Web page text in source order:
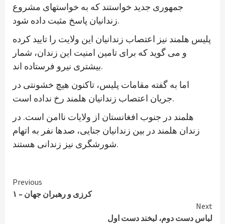
جمهوری جدید خواستند که به خواستهای مشروع
زندانیان پاسخ مثبت داده شود.
پلیس هلمند نیز اعتصاب زندانیان این ولایت را تایید کرده
و می گوید که برای تامین امنیت این زندان، شمار
بیشتری نیرو فرستاده اند.
اما به گفته مقامات پلیس، تاکنون هیچ خشونتی در
جریان اعتصاب زندانیان هلمند رخ نداده است.
هلمند در جنوب افغانستان از ولایات ناامن است. در
زندان هلمند در بین زندانیان جنایی، صدها نفر به اتهام
شورشگری نیز زندانی هستند.
Continue
Reading
Previous
کرزی و رهبران جهان – ۱
Next
لباس دست دوم، لبخند دست اول